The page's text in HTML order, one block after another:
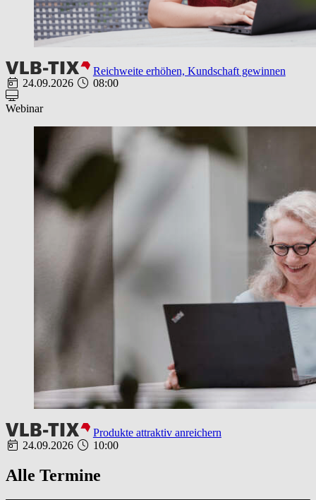
Reichweite erhöhen, Kundschaft gewinnen
24.09.2026
08:00
Webinar
Produkte attraktiv anreichern
24.09.2026
10:00
Alle Termine